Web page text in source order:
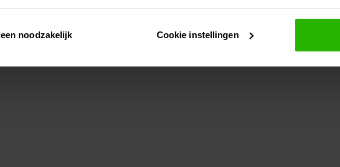
kun je ook zelf instellen welke cookies worden geplaatst. Je kunt je
onscookiebeleid.
noodzakelijk Cookie instellingen